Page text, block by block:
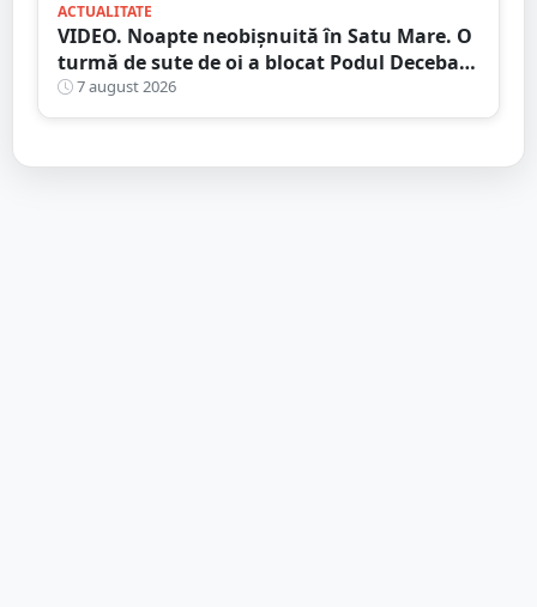
ACTUALITATE
VIDEO. Noapte neobișnuită în Satu Mare. O
turmă de sute de oi a blocat Podul Decebal.
Gest de apreciat al ciobanului
7 august 2026